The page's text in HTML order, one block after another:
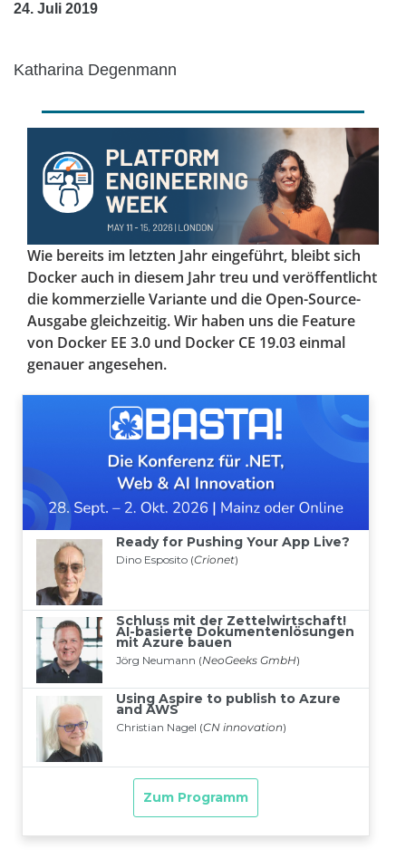
24. Juli 2019
Katharina Degenmann
Wie bereits im letzten Jahr eingeführt, bleibt sich
Docker auch in diesem Jahr treu und veröffentlicht
die kommerzielle Variante und die Open-Source-
Ausgabe gleichzeitig. Wir haben uns die Feature
von Docker EE 3.0 und Docker CE 19.03 einmal
genauer angesehen.